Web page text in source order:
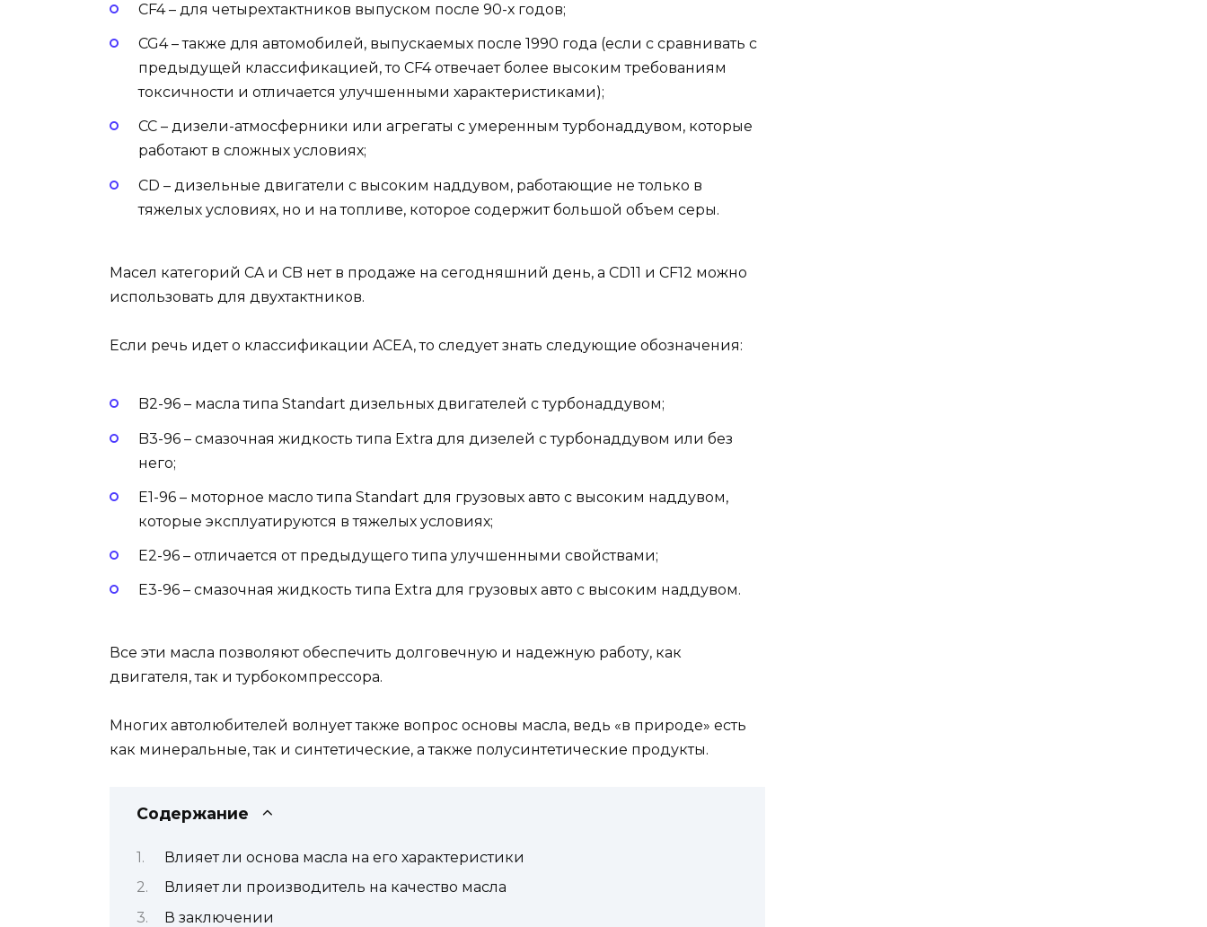
CF4 – для четырехтактников выпуском после 90-х годов;
CG4 – также для автомобилей, выпускаемых после 1990 года (если с сравнивать с
предыдущей классификацией, то CF4 отвечает более высоким требованиям
токсичности и отличается улучшенными характеристиками);
CC – дизели-атмосферники или агрегаты с умеренным турбонаддувом, которые
работают в сложных условиях;
CD – дизельные двигатели с высоким наддувом, работающие не только в
тяжелых условиях, но и на топливе, которое содержит большой объем серы.
Масел категорий CA и CB нет в продаже на сегодняшний день, а CD11 и CF12 можно
использовать для двухтактников.
Если речь идет о классификации ACEA, то следует знать следующие обозначения:
B2-96 – масла типа Standart дизельных двигателей с турбонаддувом;
B3-96 – смазочная жидкость типа Extra для дизелей с турбонаддувом или без
него;
E1-96 – моторное масло типа Standart для грузовых авто с высоким наддувом,
которые эксплуатируются в тяжелых условиях;
E2-96 – отличается от предыдущего типа улучшенными свойствами;
E3-96 – смазочная жидкость типа Extra для грузовых авто с высоким наддувом.
Все эти масла позволяют обеспечить долговечную и надежную работу, как
двигателя, так и турбокомпрессора.
Многих автолюбителей волнует также вопрос основы масла, ведь «в природе» есть
как минеральные, так и синтетические, а также полусинтетические продукты.
Содержание
Влияет ли основа масла на его характеристики
Влияет ли производитель на качество масла
В заключении